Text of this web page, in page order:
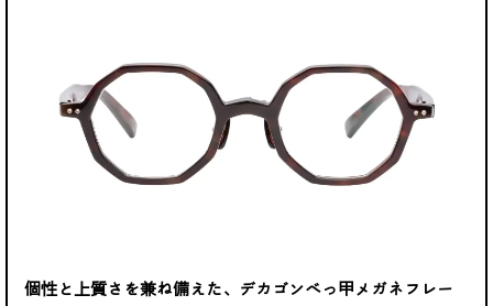
個性と上質さを兼ね備えた、デカゴンべっ甲メガネフレー